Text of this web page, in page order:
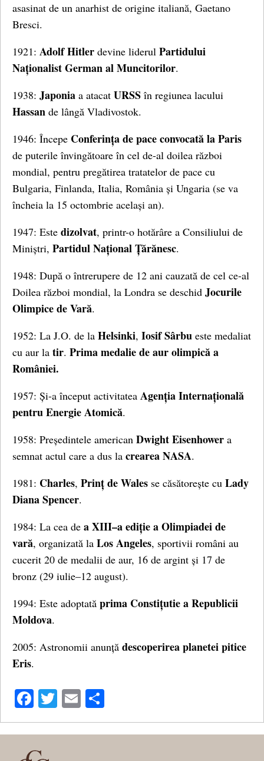
asasinat de un anarhist de origine italiană, Gaetano
Bresci.
1921: Adolf Hitler devine liderul Partidului
Naționalist German al Muncitorilor.
1938: Japonia a atacat URSS în regiunea lacului
Hassan de lângă Vladivostok.
1946: Începe Conferința de pace convocată la Paris
de puterile învingătoare în cel de-al doilea război
mondial, pentru pregătirea tratatelor de pace cu
Bulgaria, Finlanda, Italia, România și Ungaria (se va
încheia la 15 octombrie același an).
1947: Este dizolvat, printr-o hotărâre a Consiliului de
Miniștri, Partidul Național Țărănesc.
1948: După o întrerupere de 12 ani cauzată de cel ce-al
Doilea război mondial, la Londra se deschid Jocurile
Olimpice de Vară.
1952: La J.O. de la Helsinki, Iosif Sârbu este medaliat
cu aur la tir. Prima medalie de aur olimpică a
României.
1957: Și-a început activitatea Agenția Internațională
pentru Energie Atomică.
1958: Președintele american Dwight Eisenhower a
semnat actul care a dus la crearea NASA.
1981: Charles, Prinț de Wales se căsătorește cu Lady
Diana Spencer.
1984: La cea de a XIII–a ediție a Olimpiadei de
vară, organizată la Los Angeles, sportivii români au
cucerit 20 de medalii de aur, 16 de argint și 17 de
bronz (29 iulie–12 august).
1994: Este adoptată prima Constițutie a Republicii
Moldova.
2005: Astronomii anunță descoperirea planetei pitice
Eris.
Facebook
Twitter
Email